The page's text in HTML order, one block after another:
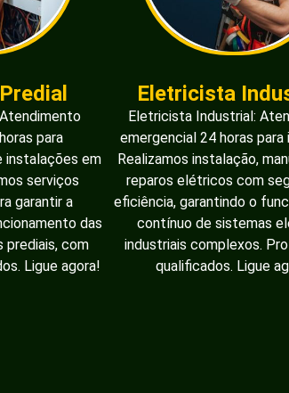
para
instalações em
serviços
garantir a
das
com
Ligue agora!
Eletricista
Eletricista Industrial:
emergencial 24 horas para
Realizamos instalação,
reparos elétricos com
eficiência, garantindo o
contínuo de sistemas
industriais complexos.
qualificados. Ligue